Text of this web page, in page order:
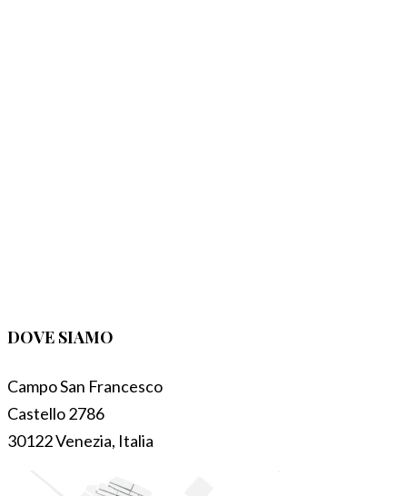
DOVE SIAMO
Campo San Francesco
Castello 2786
30122 Venezia, Italia